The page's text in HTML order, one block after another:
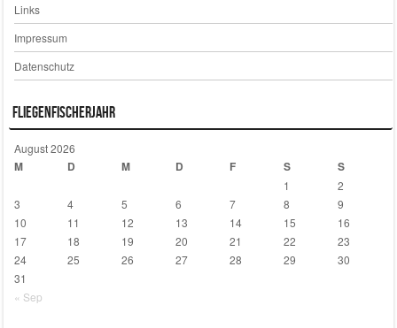
Links
Impressum
Datenschutz
Fliegenfischerjahr
August 2026
M D M D F S S
« Sep
1
2
3
4 5 6 7 8
9
10
11 12 13 14 15
16
17
18 19 20 21 22
23
24
25 26 27 28 29
30
31